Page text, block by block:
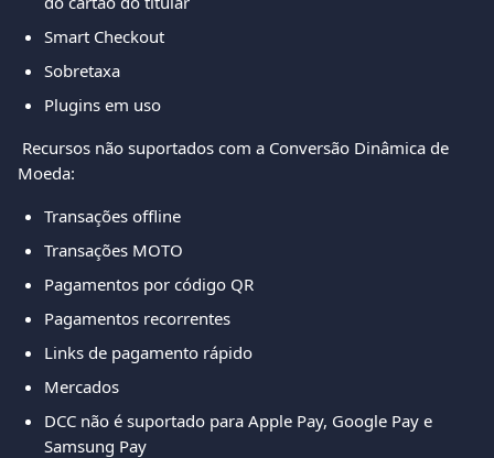
Smart Checkout
Sobretaxa
Plugins em uso
Moeda:
Transações offline
Transações MOTO
Pagamentos por código QR
Pagamentos recorrentes
Links de pagamento rápido
Mercados
DCC não é suportado para Apple Pay, Google Pay e
Samsung Pay